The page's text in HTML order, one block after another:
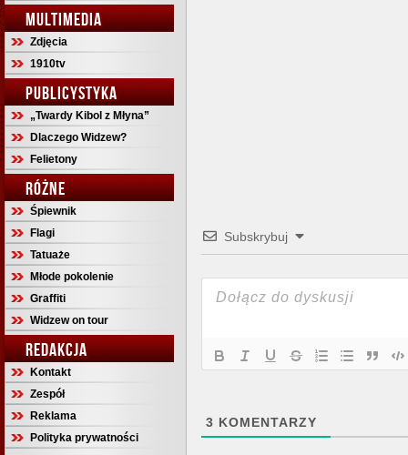
MULTIMEDIA
Zdjęcia
1910tv
PUBLICYSTYKA
„Twardy Kibol z Młyna”
Dlaczego Widzew?
Felietony
RÓŻNE
Śpiewnik
Flagi
Tatuaże
Młode pokolenie
Graffiti
Widzew on tour
REDAKCJA
Kontakt
Zespół
Reklama
Polityka prywatności
Subskrybuj
3 KOMENTARZY